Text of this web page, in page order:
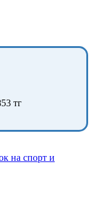
тг
на спорт и